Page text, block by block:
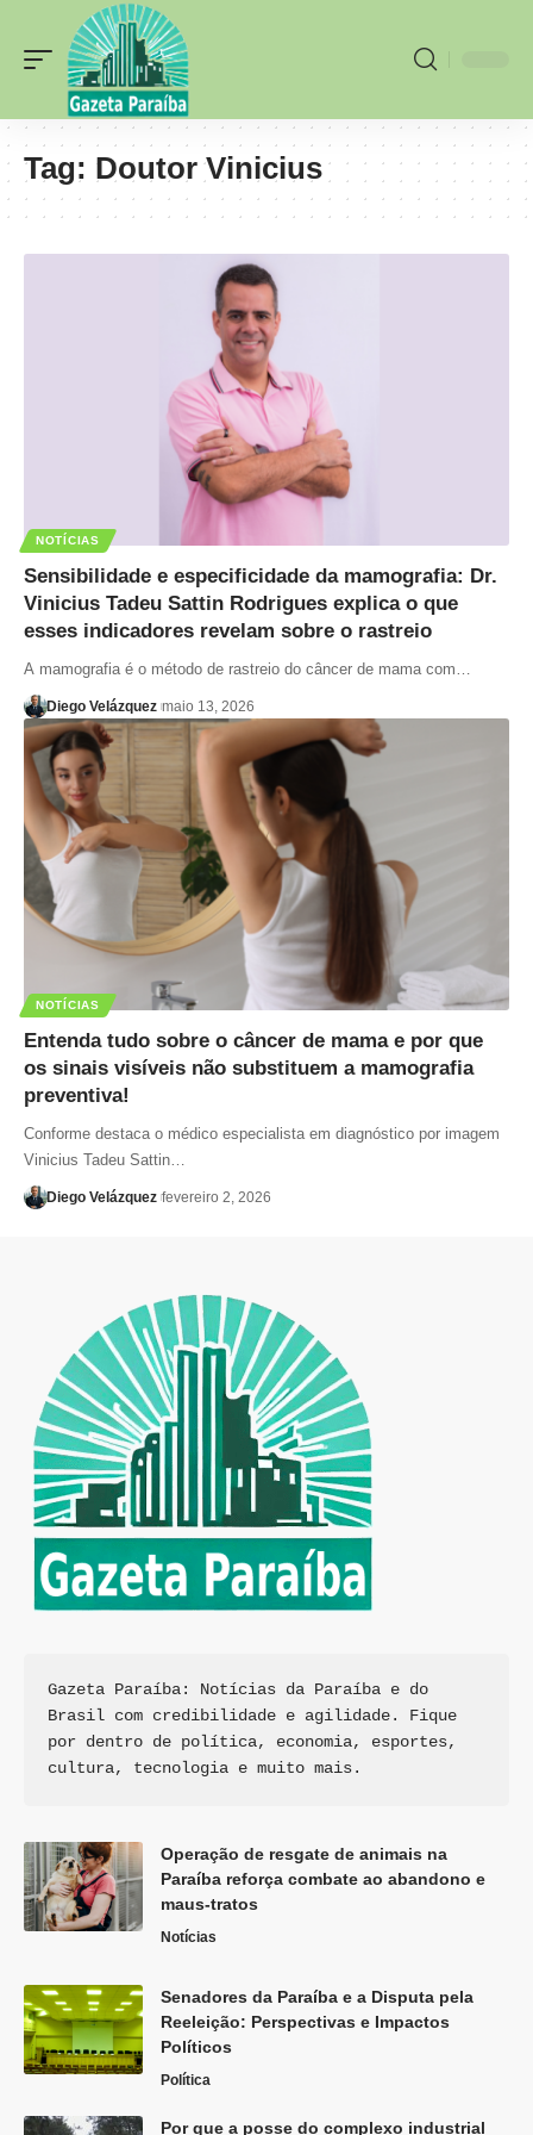
Tag: Doutor Vinicius
NOTÍCIAS
Sensibilidade e especificidade da mamografia: Dr.
Vinicius Tadeu Sattin Rodrigues explica o que
esses indicadores revelam sobre o rastreio
A mamografia é o método de rastreio do câncer de mama com…
Diego Velázquez maio 13, 2026
NOTÍCIAS
Entenda tudo sobre o câncer de mama e por que
os sinais visíveis não substituem a mamografia
preventiva!
Conforme destaca o médico especialista em diagnóstico por imagem
Vinicius Tadeu Sattin…
Diego Velázquez fevereiro 2, 2026
Gazeta Paraíba: Notícias da Paraíba e do
Brasil com credibilidade e agilidade. Fique
por dentro de política, economia, esportes,
cultura, tecnologia e muito mais.
Operação de resgate de animais na
Paraíba reforça combate ao abandono e
maus-tratos
Notícias
Senadores da Paraíba e a Disputa pela
Reeleição: Perspectivas e Impactos
Políticos
Política
Por que a posse do complexo industrial